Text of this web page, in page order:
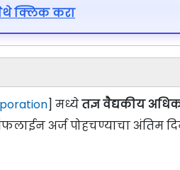
क्लिक करा
] मध्येतज्ञ वैद्यकीय
अर्ज पोहचण्याचा अंतिम